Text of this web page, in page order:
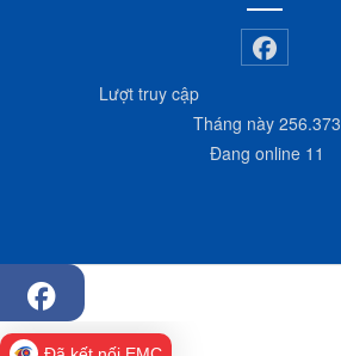
Lượt truy cập
Tháng này 256.373
Đang online 11